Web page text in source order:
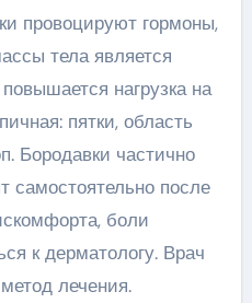
провоцируют гормоны,
тела является
нагрузка на
пятки, область
Бородавки частично
самостоятельно после
боли
к дерматологу. Врач
лечения.